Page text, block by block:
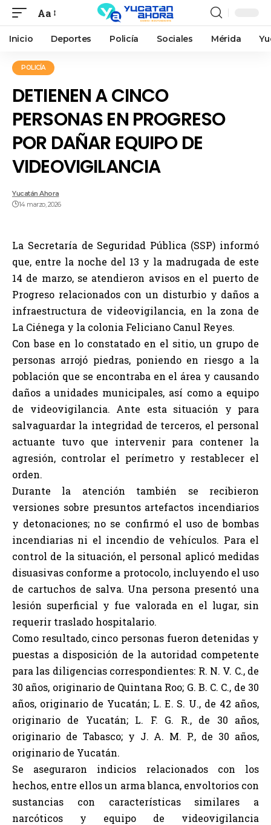
Aa
Inicio Deportes Policía Sociales Mérida
POLICÍA
DETIENEN A CINCO
PERSONAS EN PROGRESO
POR DAÑAR EQUIPO DE
VIDEOVIGILANCIA
Yucatán Ahora
14 marzo, 2026
La Secretaría de Seguridad Pública (SSP) informó
que, entre la noche del 13 y la madrugada de este
14 de marzo, se atendieron avisos en el puerto de
Progreso relacionados con un disturbio y daños a
infraestructura de videovigilancia, en la zona de
La Ciénega y la colonia Feliciano Canul Reyes.
Con base en lo constatado en el sitio, un grupo de
personas arrojó piedras, poniendo en riesgo a la
población que se encontraba en el área y causando
daños a unidades municipales, así como a equipo
de videovigilancia. Ante esta situación y para
salvaguardar la integridad de terceros, el personal
actuante tuvo que intervenir para contener la
agresión, controlar el perímetro y restablecer el
orden.
Durante la atención también se recibieron
versiones sobre presuntos artefactos incendiarios
y detonaciones; no se confirmó el uso de bombas
incendiarias ni el incendio de vehículos. Para el
control de la situación, el personal aplicó medidas
disuasivas conforme a protocolo, incluyendo el uso
de cartuchos de salva. Una persona presentó una
lesión superficial y fue valorada en el lugar, sin
requerir traslado hospitalario.
Como resultado, cinco personas fueron detenidas y
puestas a disposición de la autoridad competente
para las diligencias correspondientes: R. N. V. C., de
30 años, originario de Quintana Roo; G. B. C. C., de 30
años, originario de Yucatán; L. E. S. U., de 42 años,
originario de Yucatán; L. F. G. R., de 30 años,
originario de Tabasco; y J. A. M. P., de 30 años,
originario de Yucatán.
Se aseguraron indicios relacionados con los
hechos, entre ellos un arma blanca, envoltorios con
sustancias con características similares a
narcóticos y equipo de videovigilancia